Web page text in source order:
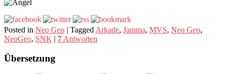
Posted in Neo Geo | Tagged Arkade, Jamma, MVS, Neo Geo,
NeoGeo, SNK | 7 Antworten
Übersetzung